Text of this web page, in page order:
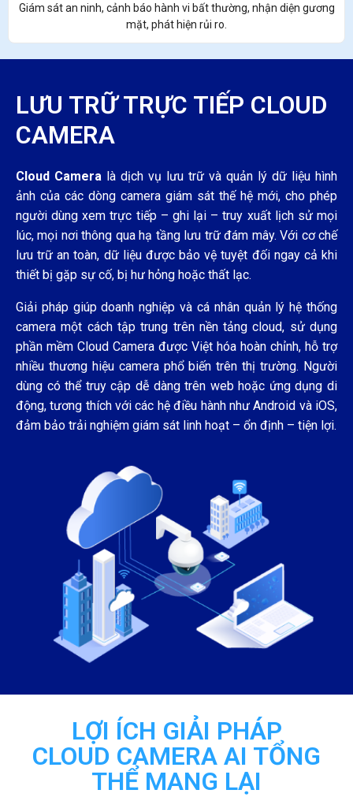
Giám sát an ninh, cảnh báo hành vi bất thường, nhận diện gương
mặt, phát hiện rủi ro.
LƯU TRỮ TRỰC TIẾP CLOUD
CAMERA
Cloud Camera là dịch vụ lưu trữ và quản lý dữ liệu hình
ảnh của các dòng camera giám sát thế hệ mới, cho phép
người dùng xem trực tiếp – ghi lại – truy xuất lịch sử mọi
lúc, mọi nơi thông qua hạ tầng lưu trữ đám mây. Với cơ chế
lưu trữ an toàn, dữ liệu được bảo vệ tuyệt đối ngay cả khi
thiết bị gặp sự cố, bị hư hỏng hoặc thất lạc.
Giải pháp giúp doanh nghiệp và cá nhân quản lý hệ thống
camera một cách tập trung trên nền tảng cloud, sử dụng
phần mềm Cloud Camera được Việt hóa hoàn chỉnh, hỗ trợ
nhiều thương hiệu camera phổ biến trên thị trường. Người
dùng có thể truy cập dễ dàng trên web hoặc ứng dụng di
động, tương thích với các hệ điều hành như Android và iOS,
đảm bảo trải nghiệm giám sát linh hoạt – ổn định – tiện lợi.
LỢI ÍCH GIẢI PHÁP
CLOUD CAMERA AI TỔNG
THỂ MANG LẠI